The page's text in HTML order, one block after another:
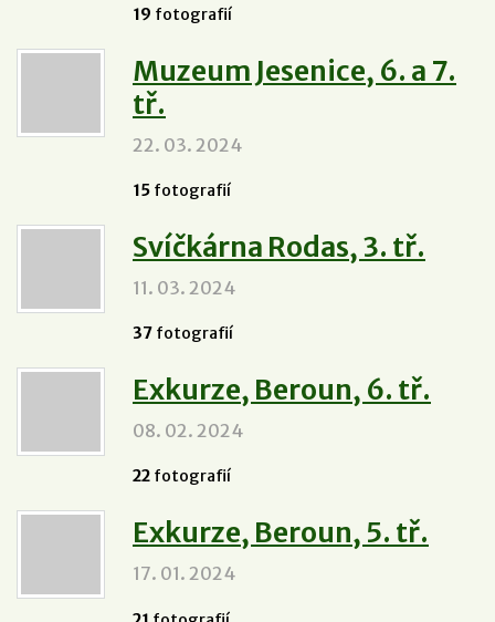
19 fotografií
Muzeum Jesenice, 6. a 7.
tř.
22. 03. 2024
15 fotografií
Svíčkárna Rodas, 3. tř.
11. 03. 2024
37 fotografií
Exkurze, Beroun, 6. tř.
08. 02. 2024
22 fotografií
Exkurze, Beroun, 5. tř.
17. 01. 2024